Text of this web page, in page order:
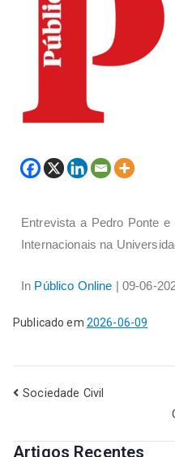
Entrevista a Pedro Ponte
Internacionais na
In Público Online | 09-06-
Publicado em 2026-06-09
Sociedade Civil
Artigos Recentes